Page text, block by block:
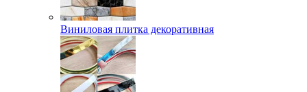
Виниловая плитка декоративная